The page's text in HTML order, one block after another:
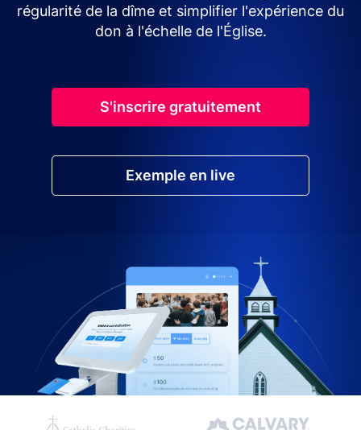
régularité de la dîme et simplifier l'expérience du
don à l'échelle de l'Église.
S'inscrire gratuitement
Exemple en live